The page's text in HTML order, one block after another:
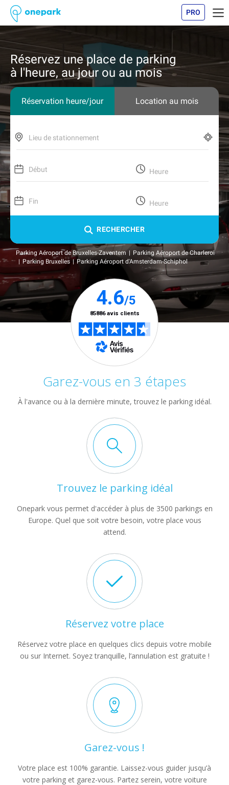
PRO
Réservez une place de parking
à l'heure, au jour ou au mois
Réservation heure/jour Location au mois
Lieu de stationnement
Début Heure
Fin Heure
RECHERCHER
Parking Aéroport de Bruxelles-Zaventem
Parking Aéroport de Charleroi
Parking Bruxelles
Parking Aéroport d'Amsterdam-Schiphol
Garez-vous en 3 étapes
À l'avance ou à la dernière minute, trouvez le parking idéal.
Trouvez le parking idéal
Onepark vous permet d'accéder à plus de 3500 parkings en
Europe. Quel que soit votre besoin, votre place vous
attend.
Réservez votre place
Réservez votre place en quelques clics depuis votre mobile
ou sur Internet. Soyez tranquille, l’annulation est gratuite !
Garez-vous !
Votre place est 100% garantie. Laissez-vous guider jusqu’à
votre parking et garez-vous. Partez serein, votre voiture